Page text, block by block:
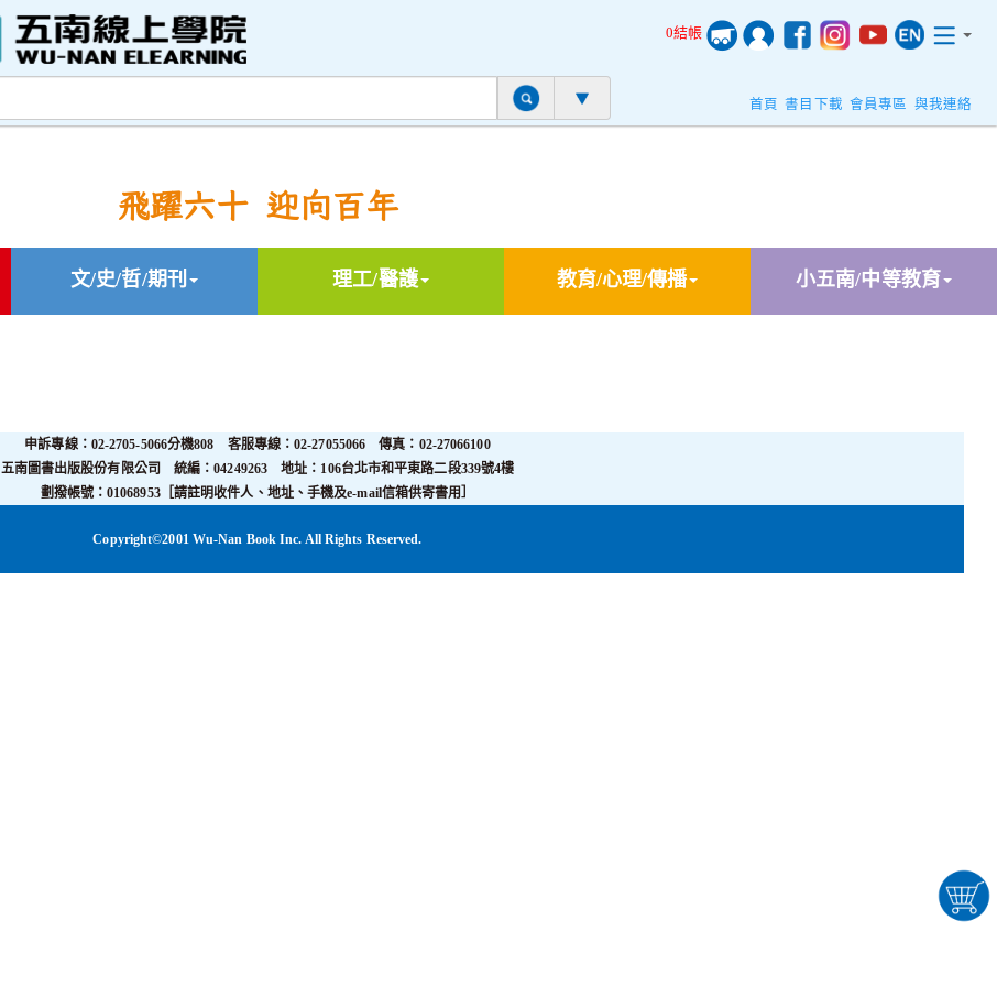
0結帳
首頁 書目下載 會員專區 與我連絡
飛躍六十 迎向百年
文/史/哲/期刊 理工/醫護 教育/心理/傳播 小五南/中等教育
申訴專線：02-2705-5066分機808 客服專線：02-27055066 傳真：02-27066100
五南圖書出版股份有限公司 統編：04249263 地址：106台北市和平東路二段339號4樓
劃撥帳號：01068953［請註明收件人、地址、手機及e-mail信箱供寄書用］
Copyright©2001 Wu-Nan Book Inc. All Rights Reserved.